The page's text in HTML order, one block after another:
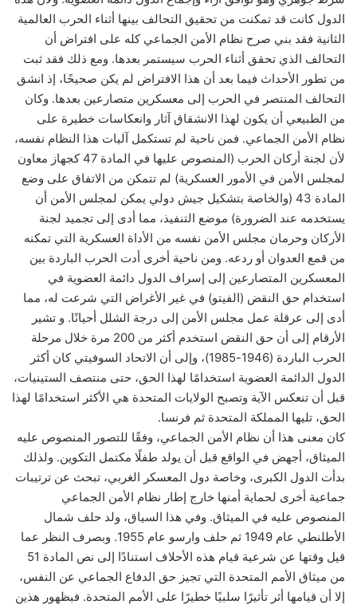
الدول كانت قد تمكنت من تحقيق التحالف بينها أثناء الحرب العالمية
الثانية فقد بني صرح نظام الأمن الجماعي كله على افتراض أن
التحالف الذي تحقق أثناء الحرب سيستمر بعدها. ومع ذلك فقد ثبت
من تطور الأحداث فيما بعد أن هذا الافتراض لم يكن صحيحًا، إذ انشق
التحالف المنتصر في الحرب إلى معسكرين متصارعين بعدها. وكان
من الطبيعي أن يكون لهذا الانشقاق آثار وانعكاسات خطيرة على
نظام الأمن الجماعي. فمن ناحية لم تستكمل آليات هذا النظام نفسه،
لأن لجنة أركان الحرب (المنصوص عليها في المادة 47 كجهاز معاون
لمجلس الأمن في الأمور العسكرية) لم تتمكن من الاتفاق على وضع
المادة 43 (والخاصة بتشكيل جيش دولي يمكن لمجلس الأمن أن
يستخدمه عند الضرورة) موضع التنفيذ، مما أدى إلى تجميد لجنة
الأركان وحرمان مجلس الأمن نفسه من الأداة العسكرية التي تمكنه
من قمع العدوان أو ردعه. ومن ناحية أخرى أدت الحرب الباردة بين
المعسكرين المتصارعين إلى إسراف الدول دائمة العضوية في
استخدام حق النقض (الفيتو) في غير الأغراض التي شرعت له، مما
أدى إلى عرقلة عمل مجلس الأمن إلى درجة الشلل أحيانًا. و تشير
الأرقام إلى أن حق النقض استخدم أكثر من 200 مرة خلال مرحلة
الحرب الباردة (1946-1985)، وإلى أن الاتحاد السوفيتي كان أكثر
الدول الدائمة العضوية استخدامًا لهذا الحق، حتى منتصف الستينيات،
قبل أن تنعكس الآية وتصبح الولايات المتحدة هي الأكثر استخدامًا لهذا
الحق، تليها المملكة المتحدة ثم فرنسا.
كان معنى هذا أن نظام الأمن الجماعي، وفقًا للتصور المنصوص عليه
الميثاق، أجهض في الواقع قبل أن يولد طفلًا مكتمل التكوين. ولذلك
بدأت الدول الكبرى، وخاصة دول المعسكر الغربي، تبحث عن ترتيبات
جماعية أخرى لحماية أمنها خارج إطار نظام الأمن الجماعي
المنصوص عليه في الميثاق. وفي هذا السياق، ولد حلف شمال
الأطلنطي عام 1949 ثم حلف وارسو عام 1955. وبصرف النظر عما
قيل وقتها عن شرعية قيام هذه الأحلاف استنادًا إلى نص المادة 51
من ميثاق الأمم المتحدة التي تجيز حق الدفاع الجماعي عن النفس،
إلا أن قيامها أثر تأثيرًا سلبيًا خطيرًا على الأمم المتحدة. فبظهور هذين